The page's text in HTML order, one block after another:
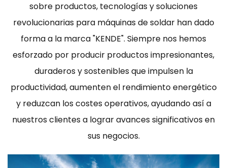
sobre productos, tecnologías y soluciones
revolucionarias para máquinas de soldar han dado
forma a la marca "KENDE". Siempre nos hemos
esforzado por producir productos impresionantes,
duraderos y sostenibles que impulsen la
productividad, aumenten el rendimiento energético
y reduzcan los costes operativos, ayudando así a
nuestros clientes a lograr avances significativos en
sus negocios.